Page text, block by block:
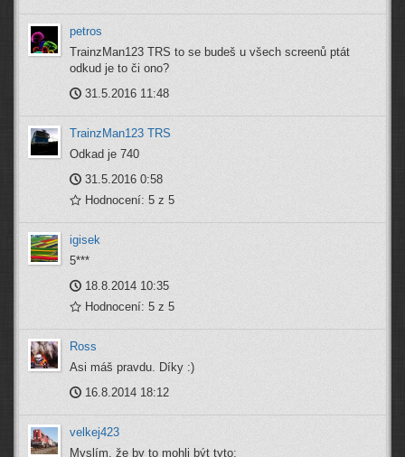
petros
TrainzMan123 TRS to se budeš u všech screenů ptát
odkud je to či ono?
31.5.2016 11:48
TrainzMan123 TRS
Odkad je 740
31.5.2016 0:58
Hodnocení: 5 z 5
igisek
5***
18.8.2014 10:35
Hodnocení: 5 z 5
Ross
Asi máš pravdu. Díky :)
16.8.2014 18:12
velkej423
Myslím, že by to mohli být tyto: